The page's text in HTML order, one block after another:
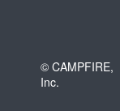
© CAMPFIRE,
Inc.